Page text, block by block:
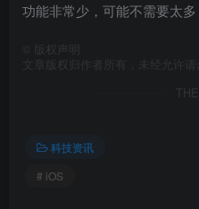
功能非常少，可能不需要太多
版权声明
文章版权归作者所有，未经允许请
科技资讯
# iOS